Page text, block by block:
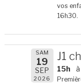
vos
16h30.
SAM
19
SEP
2026
J1
15h